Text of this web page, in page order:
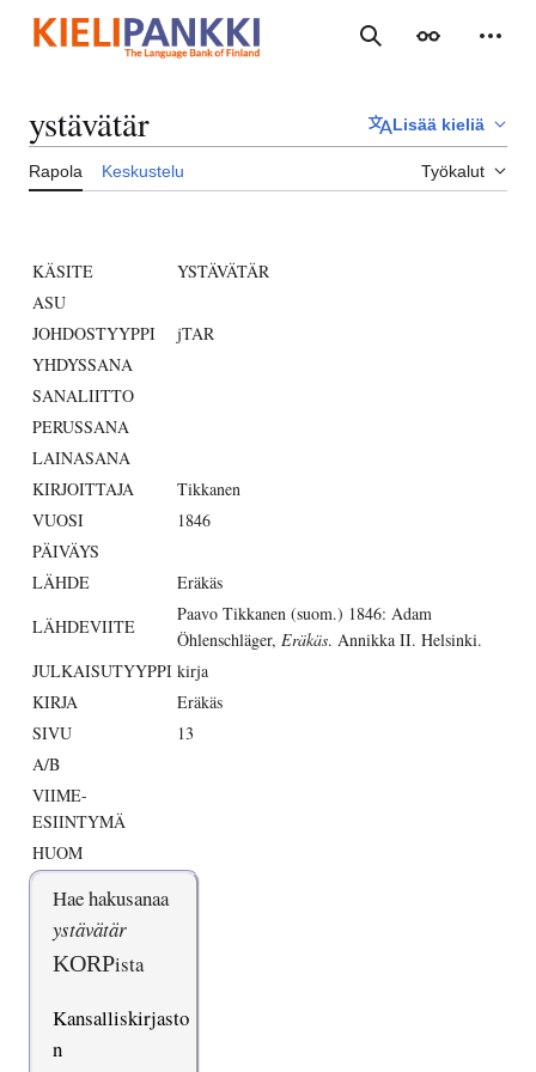
sisältöön
Haku Ulkoasu
ystävätär Lisää kieliä
Rapola Keskustelu Työkalut
KÄSITE
YSTÄVÄTÄR
ASU
JOHDOSTYYPPI
jTAR
YHDYSSANA
SANALIITTO
PERUSSANA
LAINASANA
KIRJOITTAJA
Tikkanen
VUOSI
1846
PÄIVÄYS
LÄHDE
Eräkäs
LÄHDEVIITE
Paavo Tikkanen (suom.) 1846: Adam
Öhlenschläger, Eräkäs. Annikka II. Helsinki.
JULKAISUTYYPPI kirja
KIRJA
Eräkäs
SIVU
13
A/B
VIIME-
ESIINTYMÄ
HUOM
Hae hakusanaa
ystävätär
KORPista
Kansalliskirjasto
n